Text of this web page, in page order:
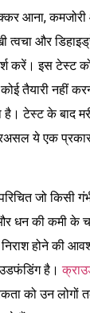
आना,
त्वचा और
करें। इस टेस्ट
तैयारी नहीं
है। टेस्ट के बाद
ये एक
जो किसी
धन की कमी के
होने की
है।
को उन लोगों